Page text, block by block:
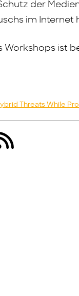
der
im Internet
Workshops ist
Threats While